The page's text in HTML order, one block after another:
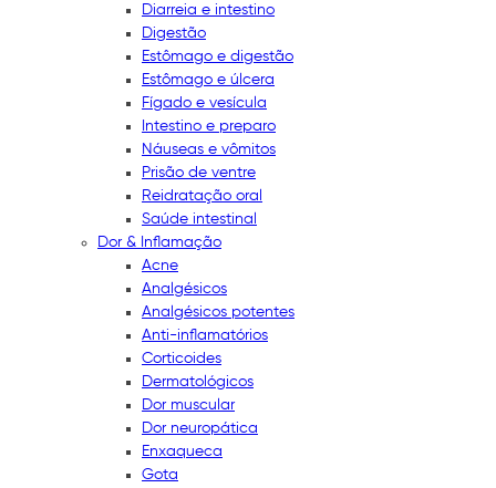
Diarreia e intestino
Digestão
Estômago e digestão
Estômago e úlcera
Fígado e vesícula
Intestino e preparo
Náuseas e vômitos
Prisão de ventre
Reidratação oral
Saúde intestinal
Dor & Inflamação
Acne
Analgésicos
Analgésicos potentes
Anti-inflamatórios
Corticoides
Dermatológicos
Dor muscular
Dor neuropática
Enxaqueca
Gota